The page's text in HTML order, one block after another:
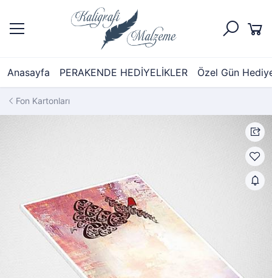
Anasayfa PERAKENDE HEDİYELİKLER Özel Gün
Fon Kartonları